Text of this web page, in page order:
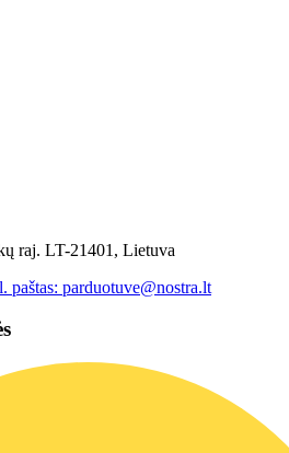
raj. LT-21401, Lietuva
paštas: parduotuve@nostra.lt